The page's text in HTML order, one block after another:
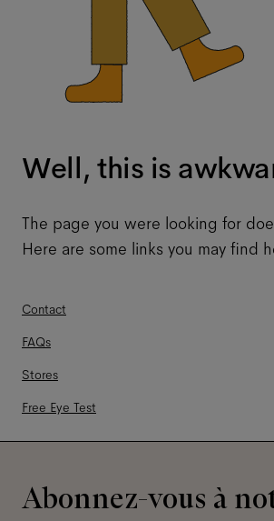
Well, this is
The page you were looking for
Here are some links you may find
Contact
FAQs
Stores
Free Eye Test
Abonnez-vous à